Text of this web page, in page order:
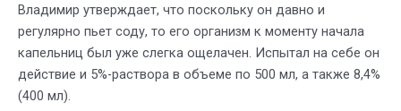
Владимир утверждает, что поскольку он давно и
регулярно пьет соду, то его организм к моменту начала
капельниц был уже слегка ощелачен. Испытал на себе он
действие и 5%-раствора в объеме по 500 мл, а также 8,4%
(400 мл).